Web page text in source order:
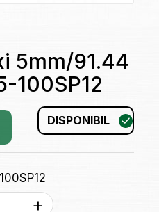
5mm/91.44
100SP12
DISPONIBIL
+